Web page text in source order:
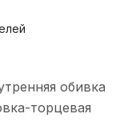
обивка
торцевая